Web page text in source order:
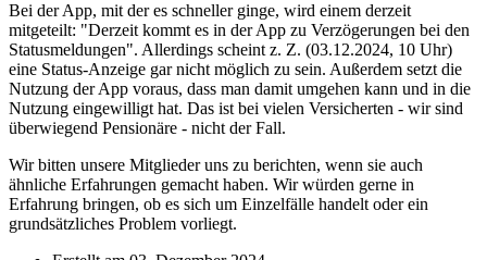
Bei der App, mit der es schneller ginge, wird einem derzeit
mitgeteilt: "Derzeit kommt es in der App zu Verzögerungen bei den
Statusmeldungen". Allerdings scheint z. Z. (03.12.2024, 10 Uhr)
eine Status-Anzeige gar nicht möglich zu sein. Außerdem setzt die
Nutzung der App voraus, dass man damit umgehen kann und in die
Nutzung eingewilligt hat. Das ist bei vielen Versicherten - wir sind
überwiegend Pensionäre - nicht der Fall.
Wir bitten unsere Mitglieder uns zu berichten, wenn sie auch
ähnliche Erfahrungen gemacht haben. Wir würden gerne in
Erfahrung bringen, ob es sich um Einzelfälle handelt oder ein
grundsätzliches Problem vorliegt.